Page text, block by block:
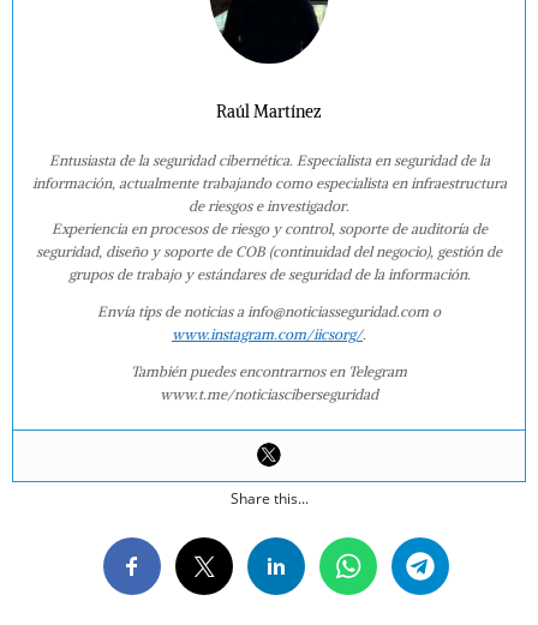
Raúl Martínez
Entusiasta de la seguridad cibernética. Especialista en seguridad de la
información, actualmente trabajando como especialista en infraestructura
de riesgos e investigador.
Experiencia en procesos de riesgo y control, soporte de auditoría de
seguridad, diseño y soporte de COB (continuidad del negocio), gestión de
grupos de trabajo y estándares de seguridad de la información.
Envía tips de noticias a info@noticiasseguridad.com o
www.instagram.com/iicsorg/.
También puedes encontrarnos en Telegram
www.t.me/noticiasciberseguridad
Share this...